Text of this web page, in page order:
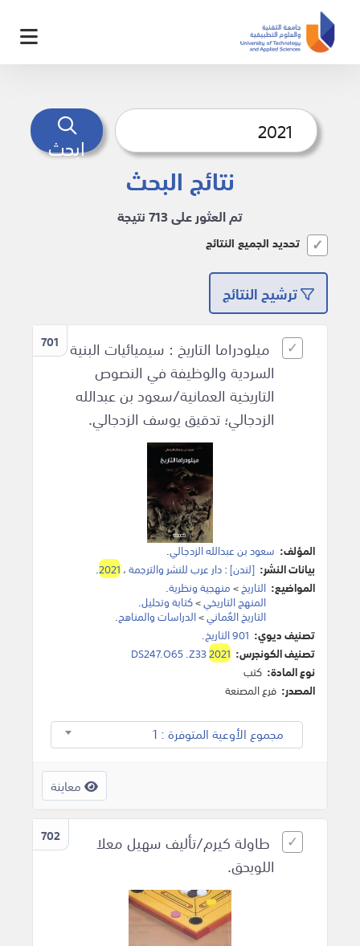
ابحث
نتائج البحث
تم العثور على 713 نتيجة
تحديد الجميع النتائج
ترشيح النتائج
701 ميلودراما التاريخ : سيميائيات البنية
السردية والوظيفة في النصوص
التاريخية العمانية/سعود بن عبدالله
الزدجالي؛ تدقيق يوسف الزدجالي.
المؤلف: سعود بن عبدالله الزدجالي.
بيانات النشر: [لندن]:دار عرب للنشر والترجمة،2021
.
المواضيع: التاريخ>منهجية ونظرية.
المنهج التاريخي>كتابة وتحليل.
التاريخ العُماني>الدراسات والمناهج.
تصنيف ديوي: 901 التاريخ.
تصنيف الكونجرس:
DS247.O65 .Z332021
نوع المادة: كتب
المصدر: فرع المصنعة
مجموع الأوعية المتوفرة : 1
معاينة
702
طاولة كيرم/تأليف سهيل معلا
اللويحق.